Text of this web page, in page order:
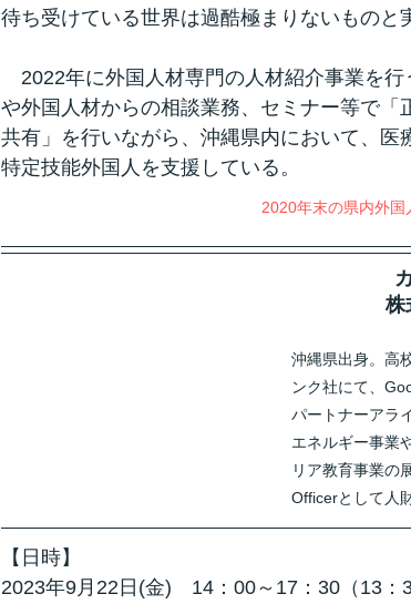
待ち受けている世界は過酷極まりないものと
2022年に外国人材専門の人材紹介事業を
や外国人材からの相談業務、セミナー等で
共有」を行いながら、沖縄県内において、
特定技能外国人を支援している。
2020年末の県内外
株
沖縄県出身。高
ンク社にて、
パートナーアラ
エネルギー事業
リア教育事業の
Officerとして人
【日時】
2023年9月22日(金)　14：00～17：30（13：